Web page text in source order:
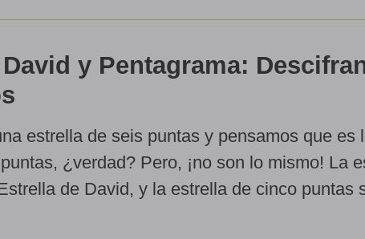
y Pentagrama:
estrella de seis puntas y pensamos que es
¿verdad? Pero, ¡no son lo mismo! La
de David, y la estrella de cinco puntas